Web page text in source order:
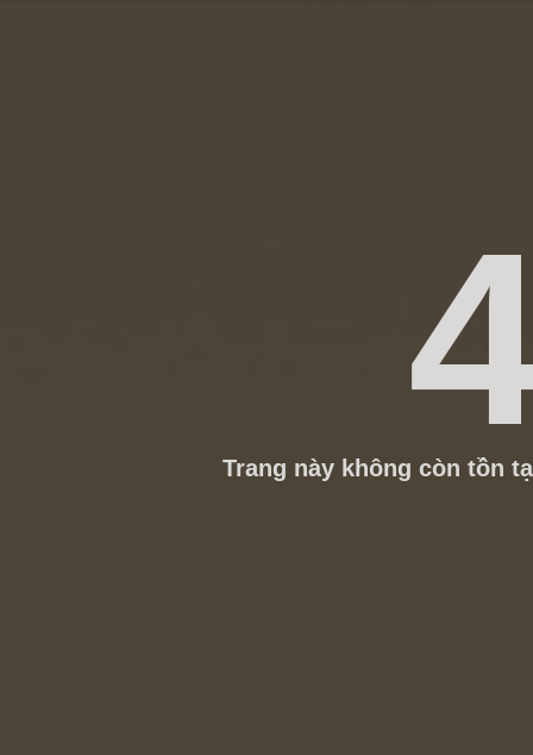
Trang này không còn tồn